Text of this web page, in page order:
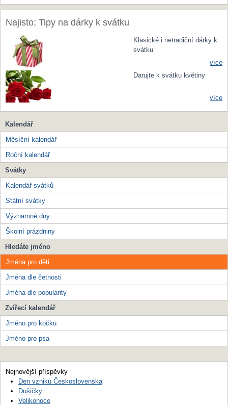
Najisto: Tipy na dárky k svátku
Klasické i netradiční dárky k
svátku
více
Darujte k svátku květiny
více
Kalendář
Měsíční kalendář
Roční kalendář
Svátky
Kalendář svátků
Státní svátky
Významné dny
Školní prázdniny
Hledáte jméno
Jména pro děti
Jména dle četnosti
Jména dle popularity
Zvířecí kalendář
Jméno pro kočku
Jméno pro psa
Nejnovější příspěvky
Den vzniku Československa
Dušičky
Velikonoce